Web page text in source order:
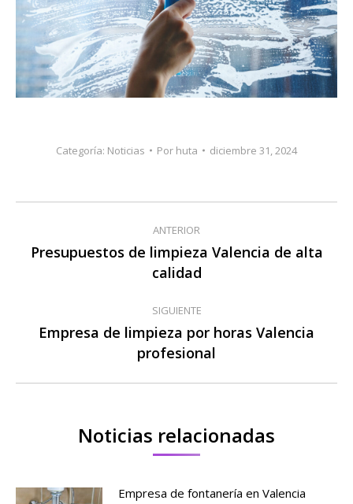
Categoría: Noticias Por huta diciembre 31, 2024
Navegación
entre
publicaciones
ANTERIOR
Publicación
anterior:
Presupuestos de limpieza Valencia de alta
calidad
SIGUIENTE
Publicación
siguiente:
Empresa de limpieza por horas Valencia
profesional
Noticias relacionadas
Empresa de fontanería en Valencia